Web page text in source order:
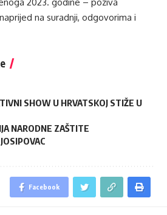
na suradnji, odgovorima i
SHOW U HRVATSKOJ STIŽE U
NARODNE ZAŠTITE
Facebook